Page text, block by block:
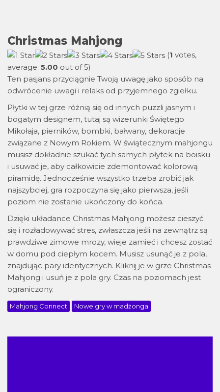
Christmas Mahjong
(1 votes,
average: 5.00 out of 5)
Ten pasjans przyciągnie Twoją uwagę jako sposób na
odwrócenie uwagi i relaks od przyjemnego zgiełku.
Płytki w tej grze różnią się od innych puzzli jasnym i
bogatym designem, tutaj są wizerunki Świętego
Mikołaja, pierników, bombki, bałwany, dekoracje
związane z Nowym Rokiem. W świątecznym mahjongu
musisz dokładnie szukać tych samych płytek na boisku
i usuwać je, aby całkowicie zdemontować kolorową
piramidę. Jednocześnie wszystko trzeba zrobić jak
najszybciej, gra rozpoczyna się jako pierwsza, jeśli
poziom nie zostanie ukończony do końca.
Dzięki układance Christmas Mahjong możesz cieszyć
się i rozładowywać stres, zwłaszcza jeśli na zewnątrz są
prawdziwe zimowe mrozy, wieje zamieć i chcesz zostać
w domu pod ciepłym kocem. Musisz usunąć je z pola,
znajdując pary identycznych. Kliknij je w grze Christmas
Mahjong i usuń je z pola gry. Czas na poziomach jest
ograniczony.
Mahjong Connect Nowe gry w madżonga